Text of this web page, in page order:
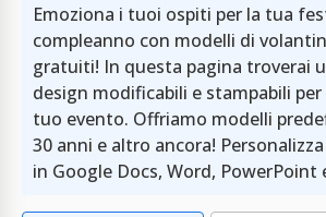
Emoziona i tuoi ospiti per la tua
compleanno con modelli di
gratuiti! In questa pagina troverai
design modificabili e stampabili
tuo evento. Offriamo modelli
30 anni e altro ancora!
in Google Docs, Word, PowerPoint